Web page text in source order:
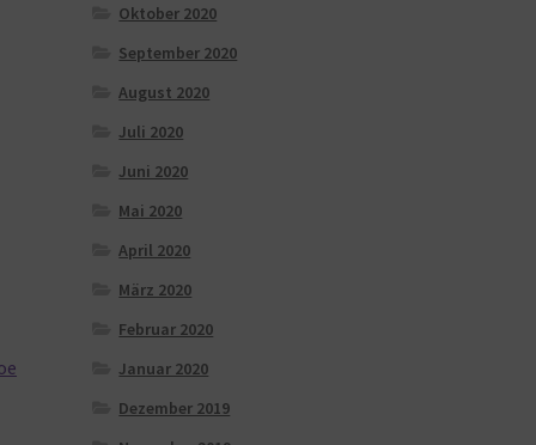
Oktober 2020
September 2020
August 2020
Juli 2020
Juni 2020
Mai 2020
April 2020
März 2020
Februar 2020
Januar 2020
Dezember 2019